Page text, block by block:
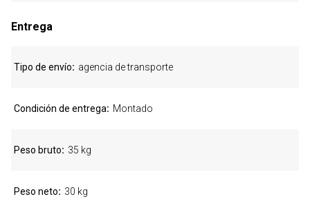
Entrega
Tipo de envío agencia de transporte
Condición de entrega Montado
Peso bruto 35 kg
Peso neto 30 kg